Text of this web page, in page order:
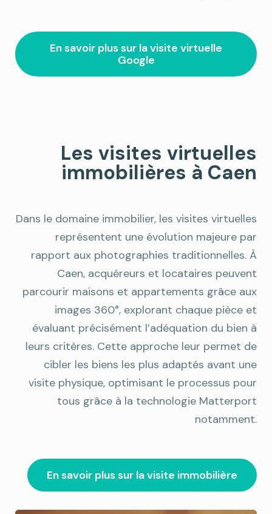
En savoir plus sur la visite virtuelle
Google
Les visites virtuelles
immobilières à Caen
Dans le domaine immobilier, les visites virtuelles
représentent une évolution majeure par
rapport aux photographies traditionnelles. À
Caen, acquéreurs et locataires peuvent
parcourir maisons et appartements grâce aux
images 360°, explorant chaque pièce et
évaluant précisément l’adéquation du bien à
leurs critères. Cette approche leur permet de
cibler les biens les plus adaptés avant une
visite physique, optimisant le processus pour
tous grâce à la technologie Matterport
notamment.
En savoir plus sur la visite immobilière